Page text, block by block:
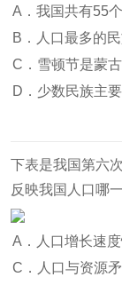
A．我国共有55
B．人口最多的
C．雪顿节是蒙
D．少数民族主
下表是我国第六
反映我国人口哪
A．人口增长速
C．人口与资源